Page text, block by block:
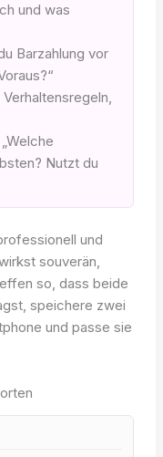
und was
Barzahlung vor
Verhaltensregeln,
„Welche
Nutzt du
und
souverän,
so, dass beide
speichere zwei
und passe sie